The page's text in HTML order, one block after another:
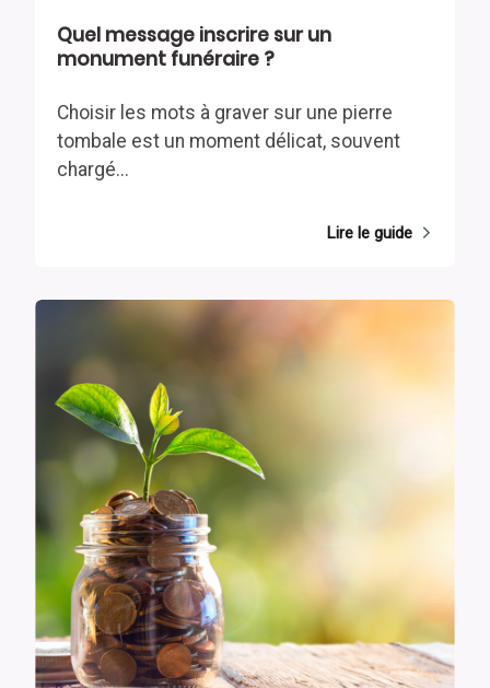
Quel message inscrire sur un
monument funéraire ?
Choisir les mots à graver sur une pierre
tombale est un moment délicat, souvent
chargé...
Lire le guide